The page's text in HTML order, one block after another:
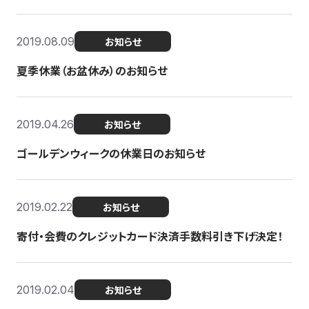
2019.08.09 お知らせ
夏季休業（お盆休み）のお知らせ
2019.04.26 お知らせ
ゴールデンウィークの休業日のお知らせ
2019.02.22 お知らせ
寄付・会費のクレジットカード決済手数料引き下げ決定！
2019.02.04 お知らせ